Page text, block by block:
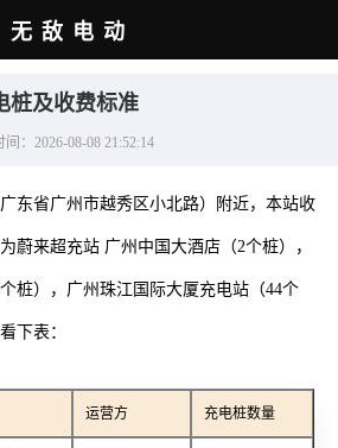
无敌电动
桩及收费标准
：2026-08-08 21:52:14
东省广州市越秀区小北路）附近，本站收
蔚来超充站 广州中国大酒店（2个桩），
桩），广州珠江国际大厦充电站（44个
下表：
运营方 充电桩数量